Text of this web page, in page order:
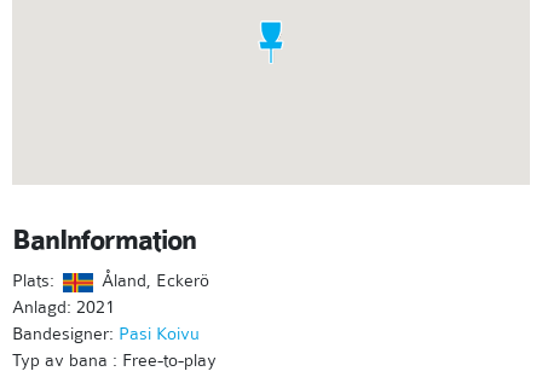
BanInformation
Plats:
Åland, Eckerö
Anlagd: 2021
Bandesigner: Pasi Koivu
Typ av bana : Free-to-play